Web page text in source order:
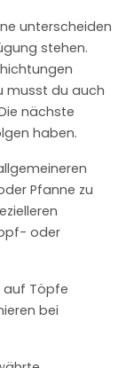
unterscheiden
stehen.
musst du auch
nächste
haben.
Pfanne zu
oder
auf Töpfe
bei